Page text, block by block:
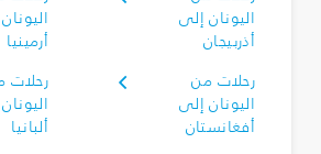
اليونان إلى
أذربيجان
أرمينيا
رحلات من
اليونان إلى
أفغانستان
رحلات
ألبانيا